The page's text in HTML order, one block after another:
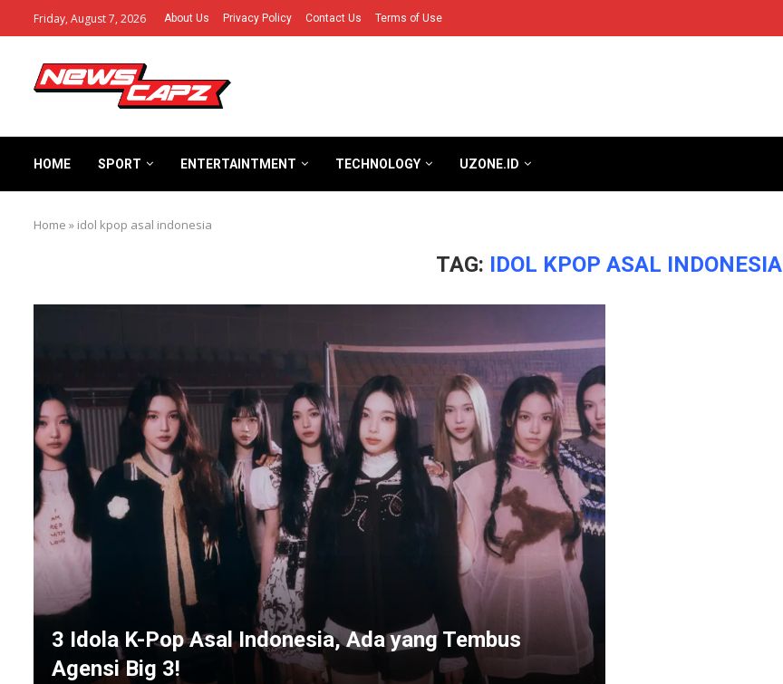
Friday, August 7, 2026 About Us Privacy Policy Contact Us Terms of Use
HOME SPORT ENTERTAINTMENT TECHNOLOGY UZONE.ID
Home » idol kpop asal indonesia
TAG: IDOL KPOP ASAL INDONESIA
3 Idola K-Pop Asal Indonesia, Ada yang Tembus
Agensi Big 3!